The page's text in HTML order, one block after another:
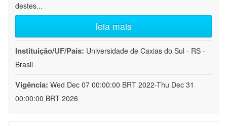
destes...
leia mais
Instituição/UF/País: Universidade de Caxias do Sul - RS -
Brasil
Vigência: Wed Dec 07 00:00:00 BRT 2022-Thu Dec 31
00:00:00 BRT 2026